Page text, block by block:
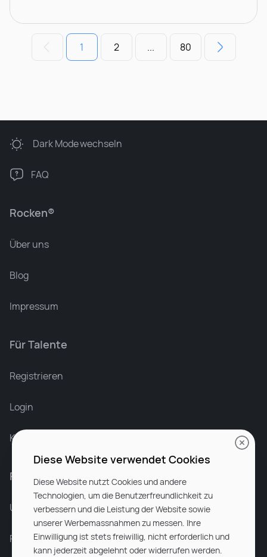
1 2 ... 80
Rocken®
Über uns
Blog
Impressum
Für Talente
Registrieren
Login
Karriere bei Rocken
Für Unternehmen
Unsere Dienstleistungen
Partnerunternehmen
Dark Modewechseln
FAQ
Diese Website verwendet Cookies
Diese Website nutzt Cookies und andere
Technologien, um die Benutzerfreundlichkeit zu
verbessern und die Leistung der Website sowie
unserer Werbemassnahmen zu messen. Ihre
Einwilligung ist stets freiwillig, nicht erforderlich und
kann jederzeit abgelehnt oder widerrufen werden.